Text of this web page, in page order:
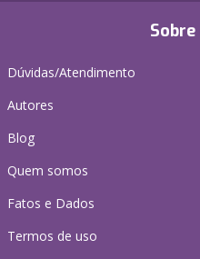
Dúvidas/Atendimento
Autores
Blog
Quem somos
Fatos e Dados
Termos de uso